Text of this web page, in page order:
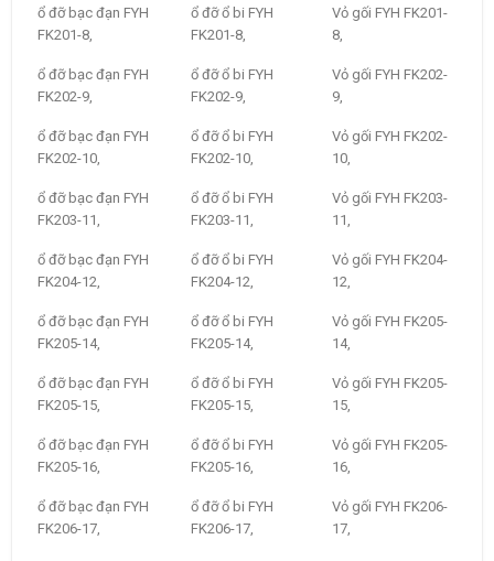
ổ đỡ bạc đạn FYH
FK201-8,
ổ đỡ ổ bi FYH
FK201-8,
Vỏ gối FYH FK201-
8,
ổ đỡ bạc đạn FYH
FK202-9,
ổ đỡ ổ bi FYH
FK202-9,
Vỏ gối FYH FK202-
9,
ổ đỡ bạc đạn FYH
FK202-10,
ổ đỡ ổ bi FYH
FK202-10,
Vỏ gối FYH FK202-
10,
ổ đỡ bạc đạn FYH
FK203-11,
ổ đỡ ổ bi FYH
FK203-11,
Vỏ gối FYH FK203-
11,
ổ đỡ bạc đạn FYH
FK204-12,
ổ đỡ ổ bi FYH
FK204-12,
Vỏ gối FYH FK204-
12,
ổ đỡ bạc đạn FYH
FK205-14,
ổ đỡ ổ bi FYH
FK205-14,
Vỏ gối FYH FK205-
14,
ổ đỡ bạc đạn FYH
FK205-15,
ổ đỡ ổ bi FYH
FK205-15,
Vỏ gối FYH FK205-
15,
ổ đỡ bạc đạn FYH
FK205-16,
ổ đỡ ổ bi FYH
FK205-16,
Vỏ gối FYH FK205-
16,
ổ đỡ bạc đạn FYH
FK206-17,
ổ đỡ ổ bi FYH
FK206-17,
Vỏ gối FYH FK206-
17,